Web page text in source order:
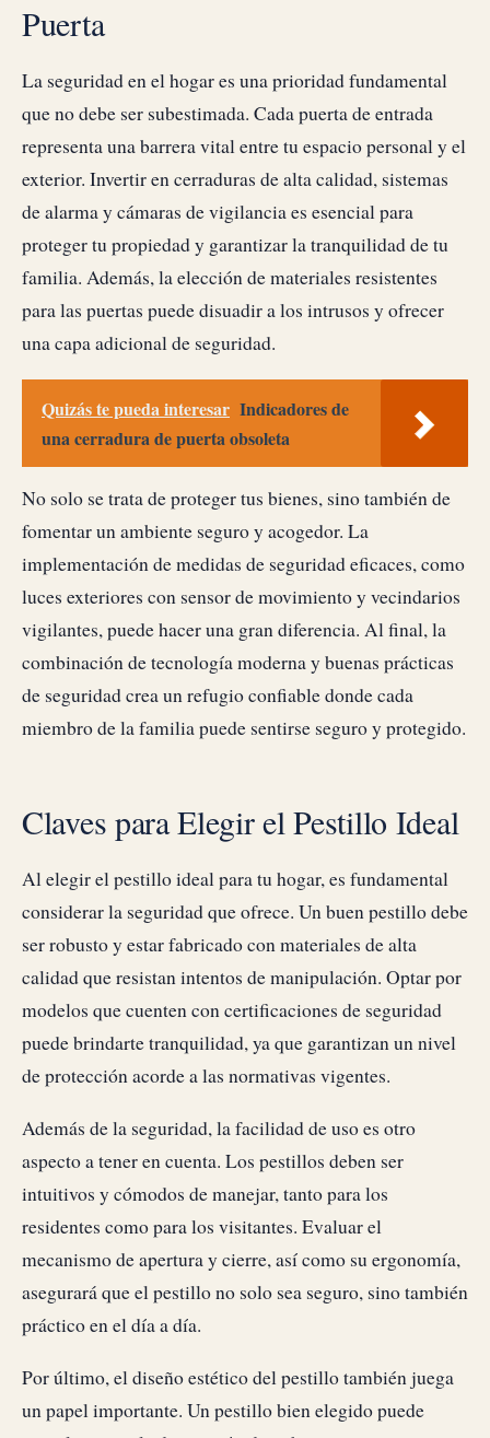
Puerta
La seguridad en el hogar es una prioridad fundamental
que no debe ser subestimada. Cada puerta de entrada
representa una barrera vital entre tu espacio personal y el
exterior. Invertir en cerraduras de alta calidad, sistemas
de alarma y cámaras de vigilancia es esencial para
proteger tu propiedad y garantizar la tranquilidad de tu
familia. Además, la elección de materiales resistentes
para las puertas puede disuadir a los intrusos y ofrecer
una capa adicional de seguridad.
Quizás te pueda interesar Indicadores de
una cerradura de puerta obsoleta
No solo se trata de proteger tus bienes, sino también de
fomentar un ambiente seguro y acogedor. La
implementación de medidas de seguridad eficaces, como
luces exteriores con sensor de movimiento y vecindarios
vigilantes, puede hacer una gran diferencia. Al final, la
combinación de tecnología moderna y buenas prácticas
de seguridad crea un refugio confiable donde cada
miembro de la familia puede sentirse seguro y protegido.
Claves para Elegir el Pestillo Ideal
Al elegir el pestillo ideal para tu hogar, es fundamental
considerar la seguridad que ofrece. Un buen pestillo debe
ser robusto y estar fabricado con materiales de alta
calidad que resistan intentos de manipulación. Optar por
modelos que cuenten con certificaciones de seguridad
puede brindarte tranquilidad, ya que garantizan un nivel
de protección acorde a las normativas vigentes.
Además de la seguridad, la facilidad de uso es otro
aspecto a tener en cuenta. Los pestillos deben ser
intuitivos y cómodos de manejar, tanto para los
residentes como para los visitantes. Evaluar el
mecanismo de apertura y cierre, así como su ergonomía,
asegurará que el pestillo no solo sea seguro, sino también
práctico en el día a día.
Por último, el diseño estético del pestillo también juega
un papel importante. Un pestillo bien elegido puede